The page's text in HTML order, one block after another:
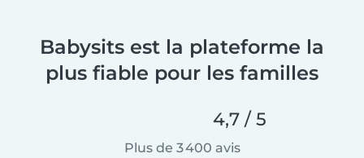
Babysits est la plateforme la
plus fiable pour les familles
4,7 / 5
Plus de 3 400 avis